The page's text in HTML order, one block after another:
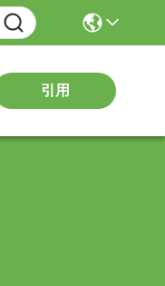
引用